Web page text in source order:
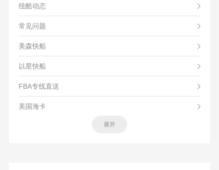
纽酷动态
常见问题
美森快船
以星快船
FBA专线直送
美国海卡
展开